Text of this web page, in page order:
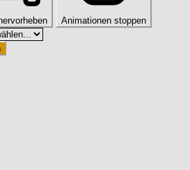
Animationen stoppen